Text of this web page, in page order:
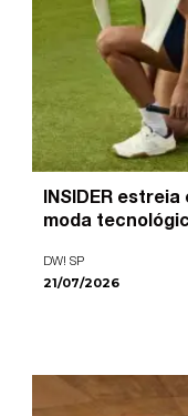
INSIDER
moda
DW! SP
21/07/2026